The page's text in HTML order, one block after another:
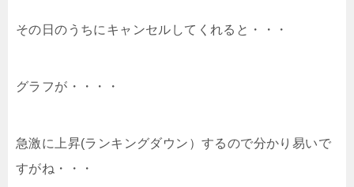
その日のうちにキャンセルしてくれると・・・
グラフが・・・・
急激に上昇(ランキングダウン）するので分かり易いで
すがね・・・